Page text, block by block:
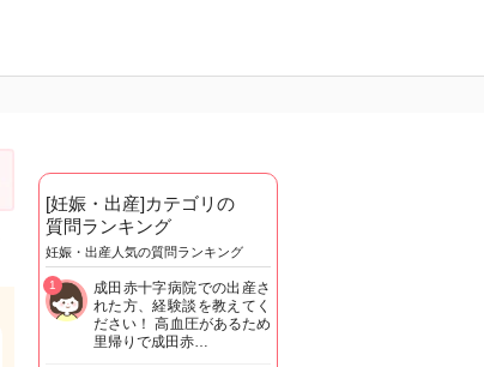
[妊娠・出産]カテゴリの
質問ランキング
妊娠・出産人気の質問ランキング
成田赤十字病院での出産さ
れた方、経験談を教えてく
ださい！ 高血圧があるため
里帰りで成田赤…
1